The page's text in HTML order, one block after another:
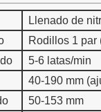
Llenado de
Rodillos 1 par
5-6 latas/min
40-190 mm
50-153 mm